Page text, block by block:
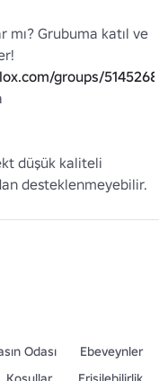
mı? Grubuma katıl ve
groups/
düşük kaliteli
desteklenmeyebilir.
Odası
Ebeveynler